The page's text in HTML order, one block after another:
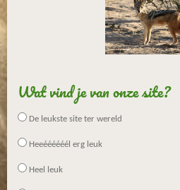
Wat vind je van onze site?
De leukste site ter wereld
Heeéééééél erg leuk
Heel leuk